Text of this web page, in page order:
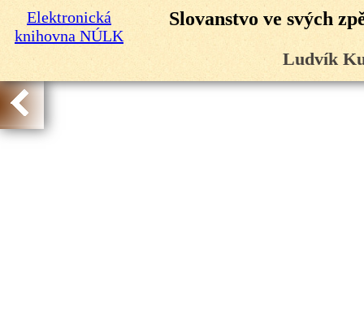
Elektronická
knihovna NÚLK
Slovanstvo ve svých
Ludvík